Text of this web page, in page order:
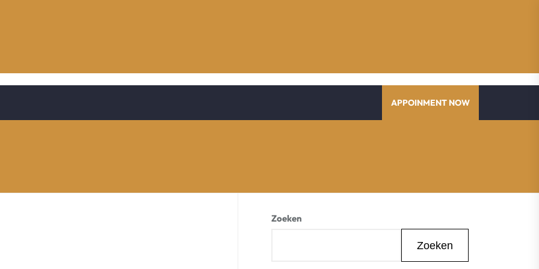
APPOINMENT NOW
Zoeken
Zoeken